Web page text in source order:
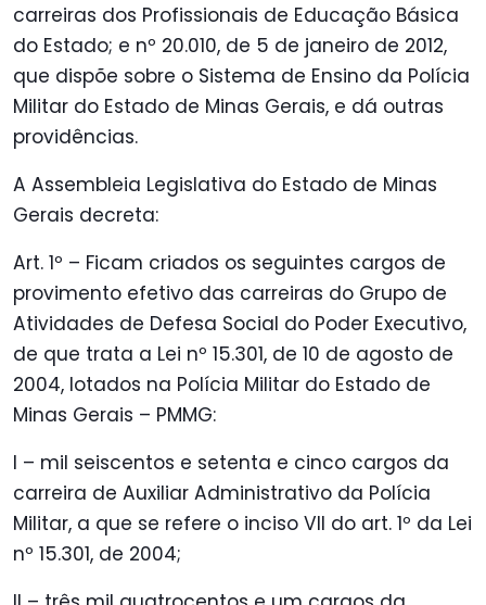
carreiras dos Profissionais de Educação Básica
do Estado; e nº 20.010, de 5 de janeiro de 2012,
que dispõe sobre o Sistema de Ensino da Polícia
Militar do Estado de Minas Gerais, e dá outras
providências.
A Assembleia Legislativa do Estado de Minas
Gerais decreta:
Art. 1º – Ficam criados os seguintes cargos de
provimento efetivo das carreiras do Grupo de
Atividades de Defesa Social do Poder Executivo,
de que trata a Lei nº 15.301, de 10 de agosto de
2004, lotados na Polícia Militar do Estado de
Minas Gerais – PMMG:
I – mil seiscentos e setenta e cinco cargos da
carreira de Auxiliar Administrativo da Polícia
Militar, a que se refere o inciso VII do art. 1º da Lei
nº 15.301, de 2004;